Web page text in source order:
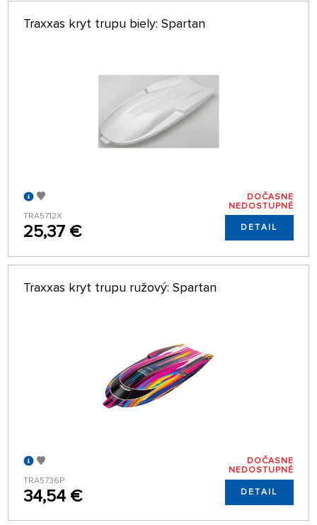
Traxxas kryt trupu biely: Spartan
TRA5712X
25,37 €
DOČASNE
NEDOSTUPNÉ
DETAIL
Traxxas kryt trupu ružový: Spartan
TRA5736P
34,54 €
DOČASNE
NEDOSTUPNÉ
DETAIL